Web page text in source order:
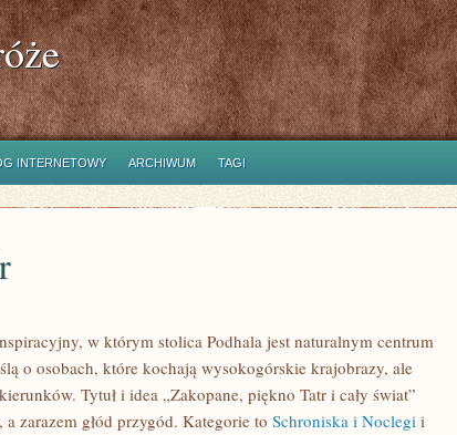
INTERNETOWY ARCHIWUM TAGI
w którym stolica Podhala jest naturalnym centrum
o osobach, które kochają wysokogórskie krajobrazy, ale
Tytuł i idea „Zakopane, piękno Tatr i cały świat”
zarazem głód przygód. Kategorie to Schroniska i Noclegi i